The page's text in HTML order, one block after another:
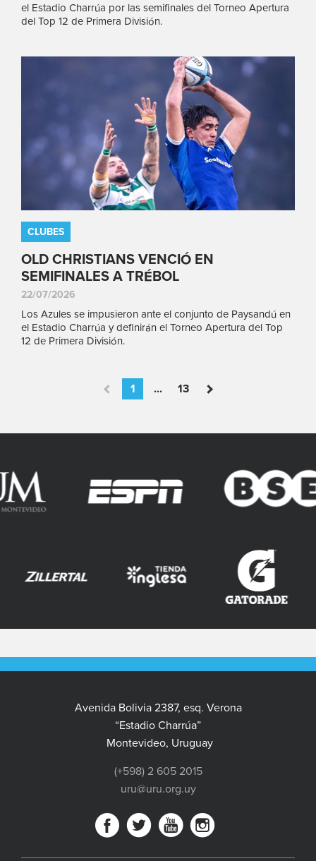
el Estadio Charrúa por las semifinales del Torneo Apertura
del Top 12 de Primera División.
CLUBES
OLD CHRISTIANS VENCIÓ EN
SEMIFINALES A TRÉBOL
22/07/2026
Los Azules se impusieron ante el conjunto de Paysandú en
el Estadio Charrúa y definirán el Torneo Apertura del Top
12 de Primera División.
1 ... 13
Avenida Bolivia 2387, esq. Verona
“Estadio Charrúa”
Montevideo, Uruguay
(+598) 2 605 2015
uru@uru.org.uy